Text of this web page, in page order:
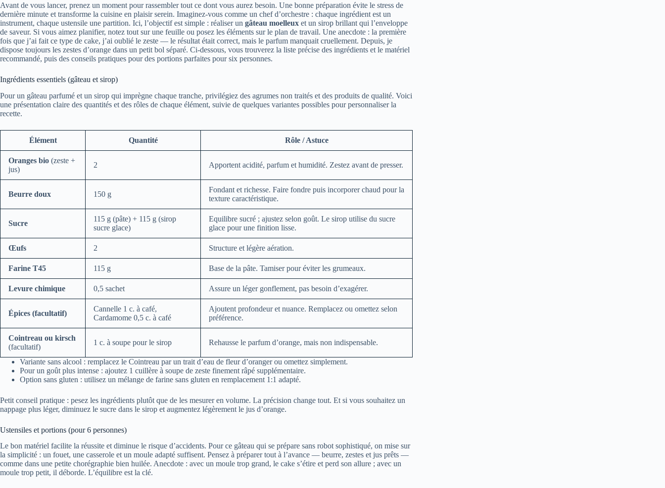
Avant de vous lancer, prenez un moment pour rassembler tout ce dont vous aurez besoin. Une bonne préparation évite le stress de
dernière minute et transforme la cuisine en plaisir serein. Imaginez-vous comme un chef d’orchestre : chaque ingrédient est un
instrument, chaque ustensile une partition. Ici, l’objectif est simple : réaliser un gâteau moelleux et un sirop brillant qui l’enveloppe
de saveur. Si vous aimez planifier, notez tout sur une feuille ou posez les éléments sur le plan de travail. Une anecdote : la première
fois que j’ai fait ce type de cake, j’ai oublié le zeste — le résultat était correct, mais le parfum manquait cruellement. Depuis, je
dispose toujours les zestes d’orange dans un petit bol séparé. Ci-dessous, vous trouverez la liste précise des ingrédients et le matériel
recommandé, puis des conseils pratiques pour des portions parfaites pour six personnes.
Ingrédients essentiels (gâteau et sirop)
Pour un gâteau parfumé et un sirop qui imprègne chaque tranche, privilégiez des agrumes non traités et des produits de qualité. Voici
une présentation claire des quantités et des rôles de chaque élément, suivie de quelques variantes possibles pour personnaliser la
recette.
Élément Quantité Rôle / Astuce
Oranges bio (zeste +
jus)
2 Apportent acidité, parfum et humidité. Zestez avant de presser.
Beurre doux 150 g
Fondant et richesse. Faire fondre puis incorporer chaud pour la
texture caractéristique.
Sucre
115 g (pâte) + 115 g (sirop
sucre glace)
Equilibre sucré ; ajustez selon goût. Le sirop utilise du sucre
glace pour une finition lisse.
Œufs 2 Structure et légère aération.
Farine T45 115 g Base de la pâte. Tamiser pour éviter les grumeaux.
Levure chimique 0,5 sachet Assure un léger gonflement, pas besoin d’exagérer.
Épices (facultatif)
Cannelle 1 c. à café,
Cardamome 0,5 c. à café
Ajoutent profondeur et nuance. Remplacez ou omettez selon
préférence.
Cointreau ou kirsch
(facultatif)
1 c. à soupe pour le sirop Rehausse le parfum d’orange, mais non indispensable.
Variante sans alcool : remplacez le Cointreau par un trait d’eau de fleur d’oranger ou omettez simplement.
Pour un goût plus intense : ajoutez 1 cuillère à soupe de zeste finement râpé supplémentaire.
Option sans gluten : utilisez un mélange de farine sans gluten en remplacement 1:1 adapté.
Petit conseil pratique : pesez les ingrédients plutôt que de les mesurer en volume. La précision change tout. Et si vous souhaitez un
nappage plus léger, diminuez le sucre dans le sirop et augmentez légèrement le jus d’orange.
Ustensiles et portions (pour 6 personnes)
Le bon matériel facilite la réussite et diminue le risque d’accidents. Pour ce gâteau qui se prépare sans robot sophistiqué, on mise sur
la simplicité : un fouet, une casserole et un moule adapté suffisent. Pensez à préparer tout à l’avance — beurre, zestes et jus prêts —
comme dans une petite chorégraphie bien huilée. Anecdote : avec un moule trop grand, le cake s’étire et perd son allure ; avec un
moule trop petit, il déborde. L’équilibre est la clé.